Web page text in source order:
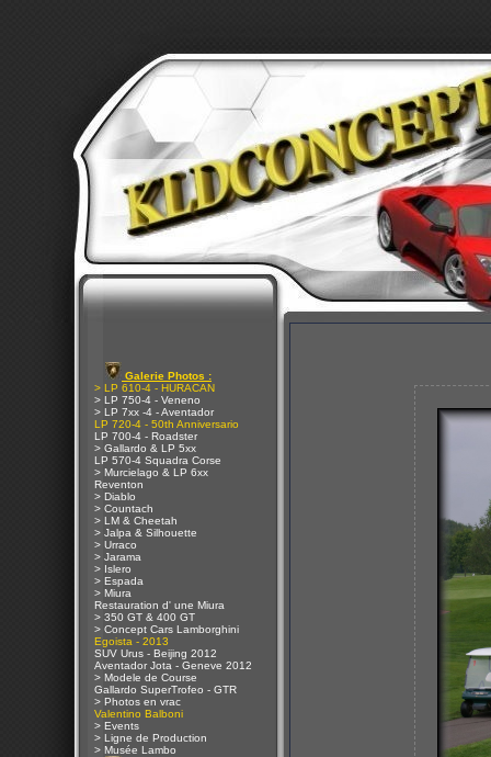
Galerie Photos :
> LP 610-4 - HURACAN
> LP 750-4 - Veneno
> LP 7xx -4 - Aventador
LP 720-4 - 50th Anniversario
LP 700-4 - Roadster
> Gallardo & LP 5xx
LP 570-4 Squadra Corse
> Murcielago & LP 6xx
Reventon
> Diablo
> Countach
> LM & Cheetah
> Jalpa & Silhouette
> Urraco
> Jarama
> Islero
> Espada
> Miura
Restauration d' une Miura
> 350 GT & 400 GT
> Concept Cars Lamborghini
Egoista - 2013
SUV Urus - Beijing 2012
Aventador Jota - Geneve 2012
> Modele de Course
Gallardo SuperTrofeo - GTR
> Photos en vrac
Valentino Balboni
> Events
> Ligne de Production
> Musée Lambo